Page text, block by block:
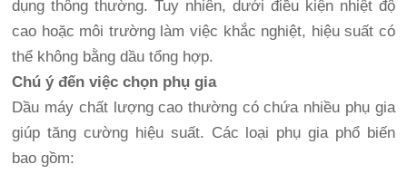
dụng thông thường. Tuy nhiên, dưới điều kiện nhiệt độ
cao hoặc môi trường làm việc khắc nghiệt, hiệu suất có
thể không bằng dầu tổng hợp.
Chú ý đến việc chọn phụ gia
Dầu máy chất lượng cao thường có chứa nhiều phụ gia
giúp tăng cường hiệu suất. Các loại phụ gia phổ biến
bao gồm: